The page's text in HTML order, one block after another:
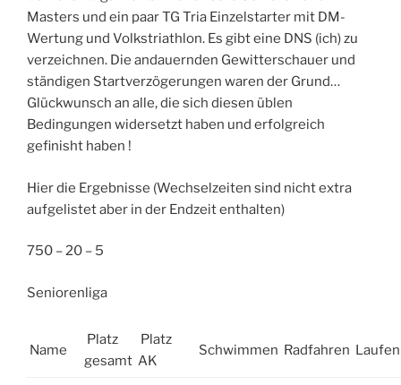
Masters und ein paar TG Tria Einzelstarter mit DM-
Wertung und Volkstriathlon. Es gibt eine DNS (ich) zu
verzeichnen. Die andauernden Gewitterschauer und
ständigen Startverzögerungen waren der Grund…
Glückwunsch an alle, die sich diesen üblen
Bedingungen widersetzt haben und erfolgreich
gefinisht haben !
Hier die Ergebnisse (Wechselzeiten sind nicht extra
aufgelistet aber in der Endzeit enthalten)
750 – 20 – 5
Seniorenliga
Name
Platz
gesamt
Platz
AK
Schwimmen Radfahren Laufen